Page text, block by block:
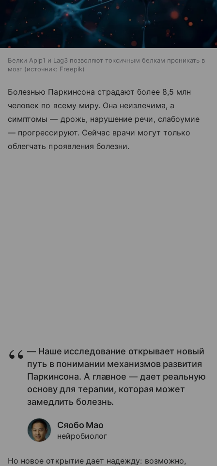
Белки Aplp1 и Lag3 позволяют токсичным белкам проникать в
мозг
источник: Freepik
Болезнью Паркинсона страдают более 8,5 млн
человек по всему миру. Она неизлечима, а
симптомы — дрожь, нарушение речи, слабоумие
— прогрессируют. Сейчас врачи могут только
облегчать проявления болезни.
— Наше исследование открывает новый
путь в понимании механизмов развития
Паркинсона. А главное — дает реальную
основу для терапии, которая может
замедлить болезнь.
Сяобо Мао
нейробиолог
Но новое открытие дает надежду: возможно,